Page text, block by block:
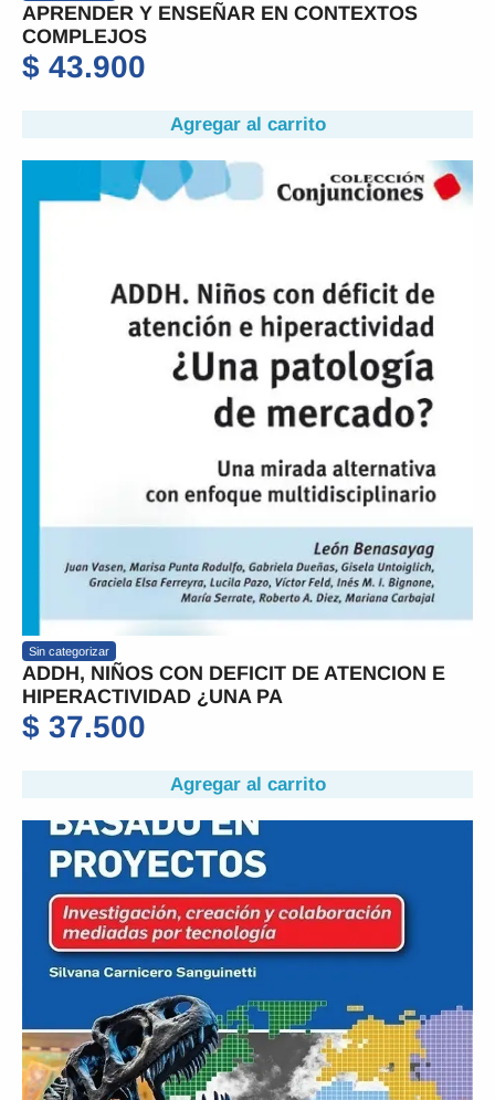
APRENDER Y ENSEÑAR EN CONTEXTOS
COMPLEJOS
$ 43.900
Agregar al carrito
Sin categorizar
ADDH, NIÑOS CON DEFICIT DE ATENCION E
HIPERACTIVIDAD ¿UNA PA
$ 37.500
Agregar al carrito